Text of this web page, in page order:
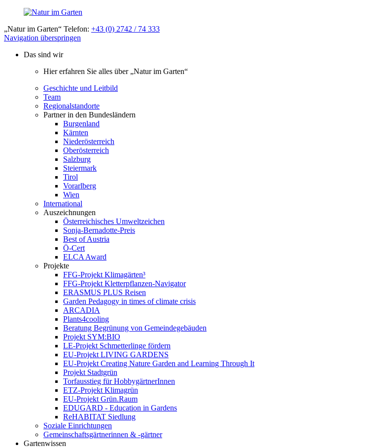
„Natur im Garten“ Telefon: +43 (0) 2742 / 74 333
Navigation überspringen
Das sind wir
Hier erfahren Sie alles über „Natur im Garten“
Geschichte und Leitbild
Team
Regionalstandorte
Partner in den Bundesländern
Burgenland
Kärnten
Niederösterreich
Oberösterreich
Salzburg
Steiermark
Tirol
Vorarlberg
Wien
International
Auszeichnungen
Österreichisches Umweltzeichen
Sonja-Bernadotte-Preis
Best of Austria
Ö-Cert
ELCA Award
Projekte
FFG-Projekt Klimagärten³
FFG-Projekt Kletterpflanzen-Navigator
ERASMUS PLUS Reisen
Garden Pedagogy in times of climate crisis
ARCADIA
Plants4cooling
Beratung Begrünung von Gemeindegebäuden
Projekt SYM:BIO
LE-Projekt Schmetterlinge fördern
EU-Projekt LIVING GARDENS
EU-Projekt Creating Nature Garden and Learning Through It
Projekt Stadtgrün
Torfausstieg für HobbygärtnerInnen
ETZ-Projekt Klimagrün
EU-Projekt Grün.Raum
EDUGARD - Education in Gardens
ReHABITAT Siedlung
Soziale Einrichtungen
Gemeinschaftsgärtnerinnen & -gärtner
Gartenwissen